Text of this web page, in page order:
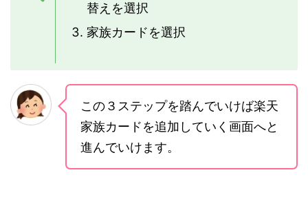
替えを選択
家族カードを選択
この３ステップを踏んでいけば楽天
家族カードを追加していく画面へと
進んでいけます。